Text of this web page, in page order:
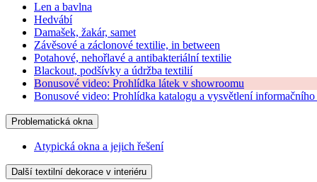
Len a bavlna
Hedvábí
Damašek, žakár, samet
Závěsové a záclonové textilie, in between
Potahové, nehořlavé a antibakteriální textilie
Blackout, podšívky a údržba textilií
Bonusové video: Prohlídka látek v showroomu
Bonusové video: Prohlídka katalogu a vysvětlení
Problematická okna
Atypická okna a jejich řešení
Další textilní dekorace v interiéru